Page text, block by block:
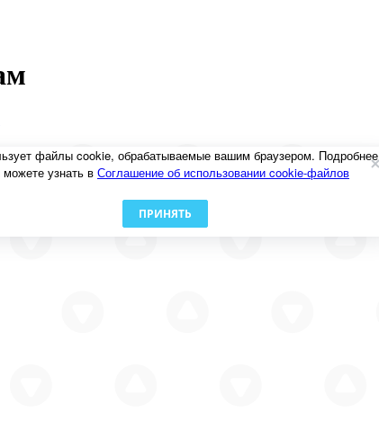
файлы cookie, обрабатываемые вашим браузером. Подробнее
узнать в Соглашение об использовании cookie-файлов
ПРИНЯТЬ